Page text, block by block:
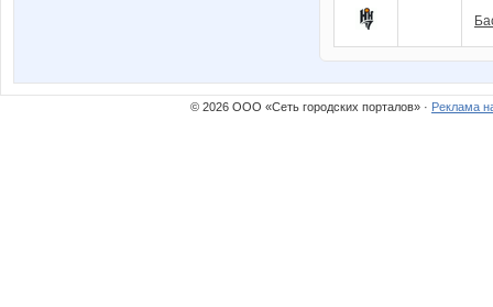
© 2026 ООО «Сеть городских порталов» · Реклама